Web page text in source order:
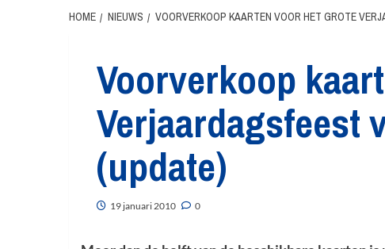
HOME NIEUWS VOORVERKOOP KAARTEN VOOR HET GROTE
Voorverkoop
Verjaardagsfeest
(update)
19 januari 2010 0